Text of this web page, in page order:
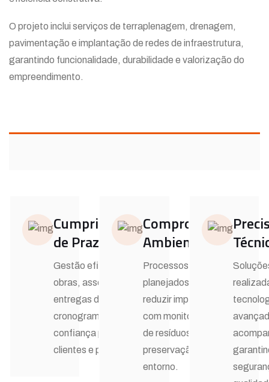
O projeto inclui serviços de terraplenagem, drenagem,
pavimentação e implantação de redes de infraestrutura,
garantindo funcionalidade, durabilidade e valorização do
empreendimento.
Cumprimento
de Prazos
Gestão eficiente de
obras, assegurando
entregas dentro do
cronograma e
confiança para
clientes e parceiros.
Compromisso
Ambiental
Processos
planejados para
reduzir impactos,
com monitoramento
de resíduos, ruídos e
preservação do
entorno.